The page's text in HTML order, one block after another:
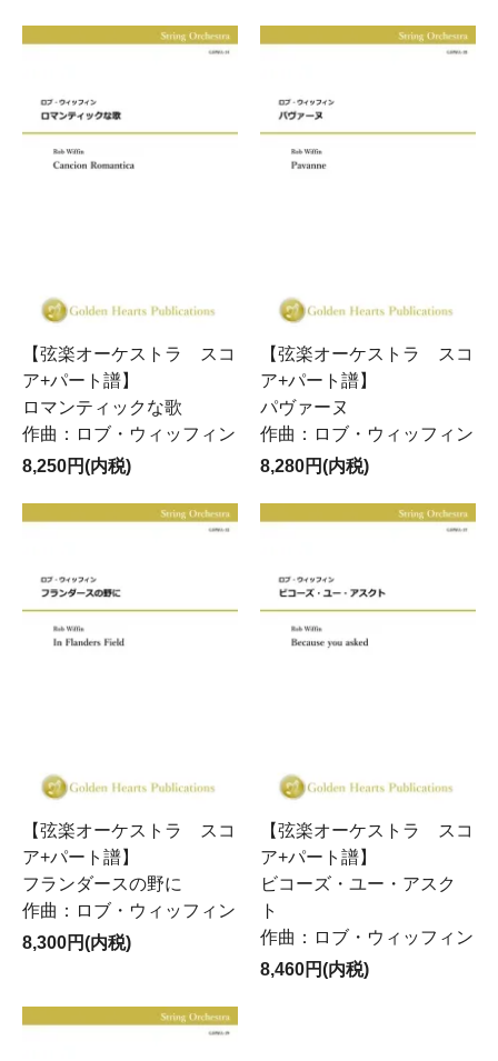
【弦楽オーケストラ スコ
ア+パート譜】
ロマンティックな歌
作曲：ロブ・ウィッフィン
8,250円(内税)
【弦楽オーケストラ スコ
ア+パート譜】
パヴァーヌ
作曲：ロブ・ウィッフィン
8,280円(内税)
【弦楽オーケストラ スコ
ア+パート譜】
フランダースの野に
作曲：ロブ・ウィッフィン
8,300円(内税)
【弦楽オーケストラ スコ
ア+パート譜】
ビコーズ・ユー・アスク
ト
作曲：ロブ・ウィッフィン
8,460円(内税)